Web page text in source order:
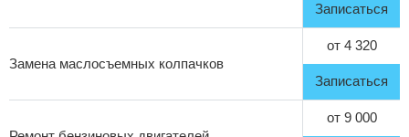
Записаться
Замена маслосъемных колпачков
от 4 320
Записаться
от 9 000